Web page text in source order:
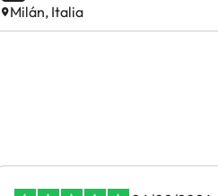
Milán, Italia